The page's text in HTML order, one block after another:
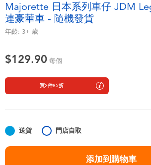
毛毛公仔玩具
嬰兒及學前玩具
電池
Majorette 日本系列車仔 JDM
連豪華車 - 隨機發貨
年齡: 3+ 歲
$129.90 每個
買2件85折
送貨 門店自取
添加到購物車